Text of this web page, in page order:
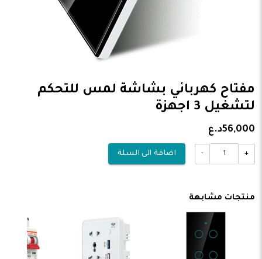
مفتاح كهربائي بشاشة لمس للتحكم
لتشغيل 3 اجهزة
56,000د.ع
+
- اضافة الى السلة
منتجات مشابهة